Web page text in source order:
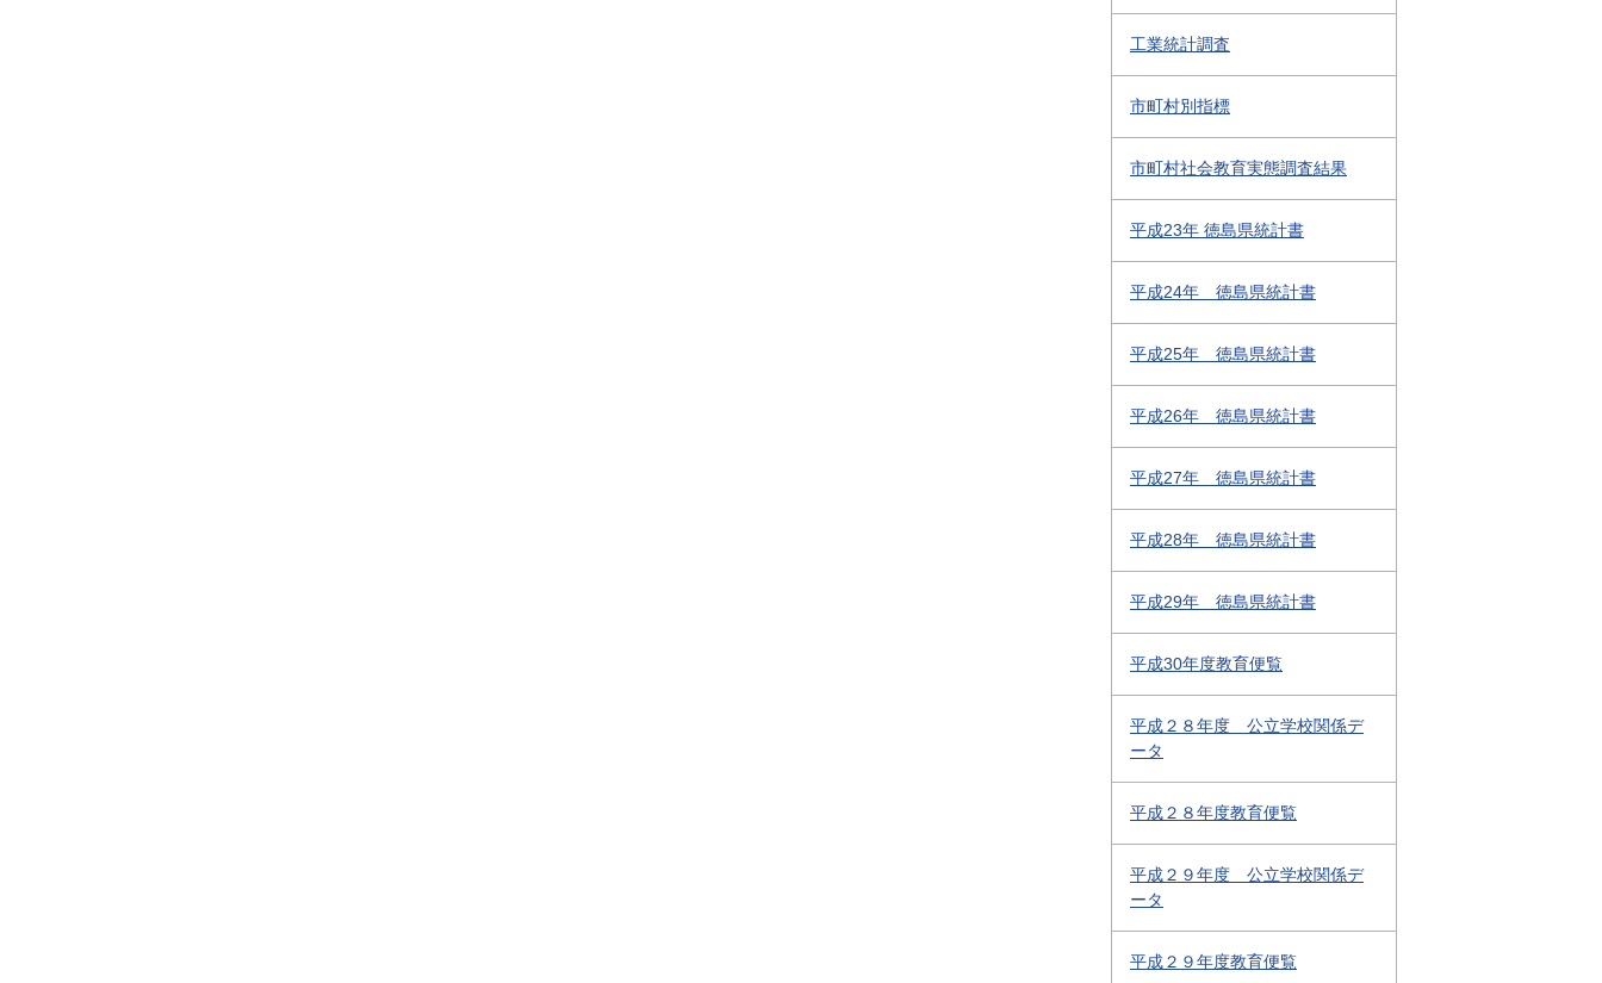
工業統計調査
市町村別指標
市町村社会教育実態調査結果
平成23年 徳島県統計書
平成24年 徳島県統計書
平成25年 徳島県統計書
平成26年 徳島県統計書
平成27年 徳島県統計書
平成28年 徳島県統計書
平成29年 徳島県統計書
平成30年度教育便覧
平成２８年度 公立学校関係デ
ータ
平成２８年度教育便覧
平成２９年度 公立学校関係デ
ータ
平成２９年度教育便覧